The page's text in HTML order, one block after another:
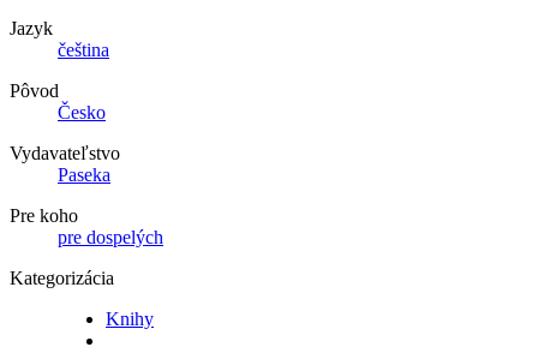
Jazyk
čeština
Pôvod
Česko
Vydavateľstvo
Paseka
Pre koho
pre dospelých
Kategorizácia
Knihy